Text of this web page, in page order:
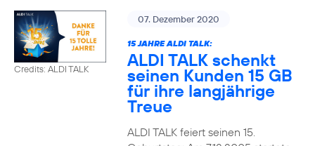
Credits: ALDI TALK
07. Dezember 2020
15 JAHRE ALDI TALK:
ALDI TALK schenkt
seinen Kunden 15 GB
für ihre langjährige
Treue
ALDI TALK feiert seinen 15.